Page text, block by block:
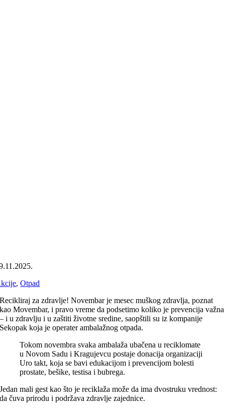
,Otpad
Recikliraj za zdravlje! Novembar je mesec muškog zdravlja, poznat
kao Movembar, i pravo vreme da podsetimo koliko je prevencija važna
– i u zdravlju i u zaštiti životne sredine, saopštili su iz kompanije
Sekopak koja je operater ambalažnog otpada.
Tokom novembra svaka ambalaža ubačena u reciklomate
u Novom Sadu i Kragujevcu postaje donacija organizaciji
Uro takt, koja se bavi edukacijom i prevencijom bolesti
prostate, bešike, testisa i bubrega.
Jedan mali gest kao što je reciklaža može da ima dvostruku vrednost:
da čuva prirodu i podržava zdravlje zajednice.